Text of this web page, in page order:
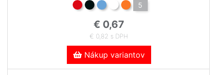
5
€ 0,67
€ 0,82 s DPH
Nákup variantov